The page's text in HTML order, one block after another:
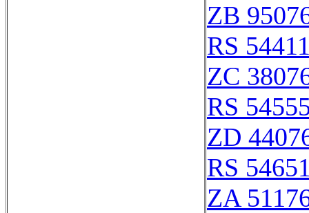
ZB
RS
ZC
RS
ZD
RS
ZA